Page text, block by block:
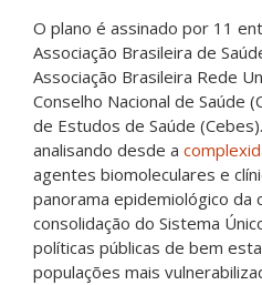
O plano é assinado por 11
Associação Brasileira de
Associação Brasileira Rede
Conselho Nacional de Saúde
de Estudos de Saúde
analisando desde a
agentes biomoleculares e
panorama epidemiológico
consolidação do Sistema
políticas públicas de bem
populações mais